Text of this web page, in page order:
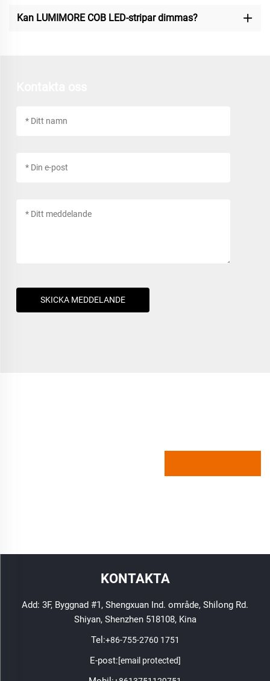
Kan LUMIMORE COB LED-stripar dimmas?
SKICKA MEDDELANDE
KONTAKTA
Add: 3F, Byggnad #1, Shengxuan Ind. område, Shilong Rd.
Shiyan, Shenzhen 518108, Kina
Tel:+86-755-2760 1751
E-post:[email protected]